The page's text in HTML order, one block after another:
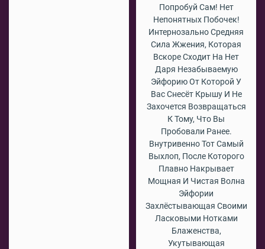
Попробуй Сам! Нет
Непонятных Побочек!
Интернозально Средняя
Сила Жжения, Которая
Вскоре Сходит На Нет
Даря Незабываемую
Эйфорию От Которой У
Вас Снесёт Крышу И Не
Захочется Возвращаться
К Тому, Что Вы
Пробовали Ранее.
Внутривенно Тот Самый
Выхлоп, После Которого
Плавно Накрывает
Мощная И Чистая Волна
Эйфории
Захлёстывающая Своими
Ласковыми Нотками
Блаженства,
Укутывающая